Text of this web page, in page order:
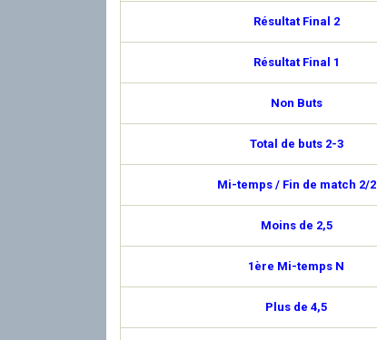
Résultat Final 2
Résultat Final 1
Non Buts
Total de buts 2-3
Mi-temps / Fin de match 2/2
Moins de 2,5
1ère Mi-temps N
Plus de 4,5